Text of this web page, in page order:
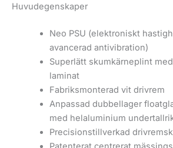
Huvudegenskaper
Neo PSU (elektroniskt
avancerad antivibration)
Superlätt skumkärneplint
laminat
Fabriksmonterad vit drivrem
Anpassad dubbellager
med helaluminium
Precisionstillverkad